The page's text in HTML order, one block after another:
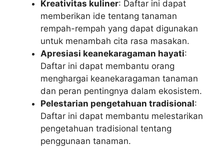
Kreativitas kuliner: Daftar ini dapat
memberikan ide tentang tanaman
rempah-rempah yang dapat digunakan
untuk menambah cita rasa masakan.
Apresiasi keanekaragaman hayati:
Daftar ini dapat membantu orang
menghargai keanekaragaman tanaman
dan peran pentingnya dalam ekosistem.
Pelestarian pengetahuan tradisional:
Daftar ini dapat membantu melestarikan
pengetahuan tradisional tentang
penggunaan tanaman.